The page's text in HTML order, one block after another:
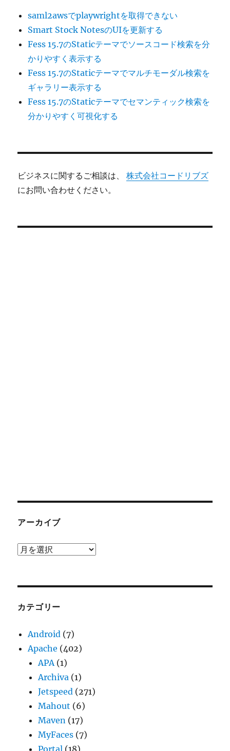
saml2awsでplaywrightを取得できない
Smart Stock NotesのUIを更新する
Fess 15.7のStaticテーマでソースコード検索を分
かりやすく表示する
Fess 15.7のStaticテーマでマルチモーダル検索を
ギャラリー表示する
Fess 15.7のStaticテーマでセマンティック検索を
分かりやすく可視化する
ビジネスに関するご相談は、株式会社コードリブズ
にお問い合わせください。
アーカイブ
ア
ブ
カテゴリー
Android (7)
Apache (402)
APA(1)
Archiva (1)
Jetspeed (271)
Mahout (6)
Maven (17)
MyFaces (7)